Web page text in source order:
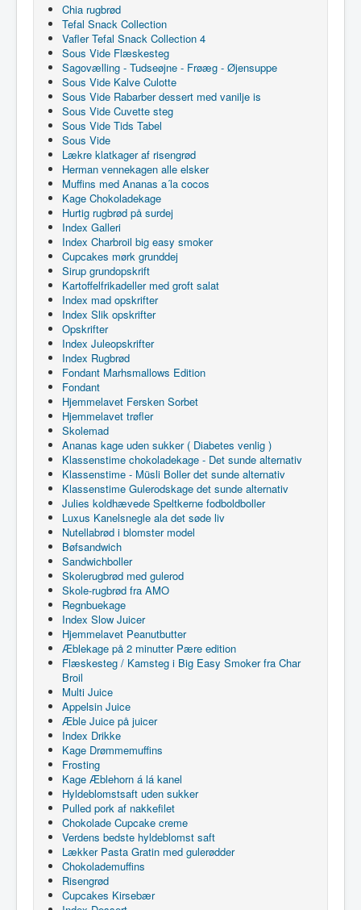
Chia rugbrød
Tefal Snack Collection
Vafler Tefal Snack Collection 4
Sous Vide Flæskesteg
Sagovælling - Tudseøjne - Frøæg - Øjensuppe
Sous Vide Kalve Culotte
Sous Vide Rabarber dessert med vanilje is
Sous Vide Cuvette steg
Sous Vide Tids Tabel
Sous Vide
Lækre klatkager af risengrød
Herman vennekagen alle elsker
Muffins med Ananas a´la cocos
Kage Chokoladekage
Hurtig rugbrød på surdej
Index Galleri
Index Charbroil big easy smoker
Cupcakes mørk grunddej
Sirup grundopskrift
Kartoffelfrikadeller med groft salat
Index mad opskrifter
Index Slik opskrifter
Opskrifter
Index Juleopskrifter
Index Rugbrød
Fondant Marhsmallows Edition
Fondant
Hjemmelavet Fersken Sorbet
Hjemmelavet trøfler
Skolemad
Ananas kage uden sukker ( Diabetes venlig )
Klassenstime chokoladekage - Det sunde alternativ
Klassenstime - Müsli Boller det sunde alternativ
Klassenstime Gulerodskage det sunde alternativ
Julies koldhævede Speltkerne fodboldboller
Luxus Kanelsnegle ala det søde liv
Nutellabrød i blomster model
Bøfsandwich
Sandwichboller
Skolerugbrød med gulerod
Skole-rugbrød fra AMO
Regnbuekage
Index Slow Juicer
Hjemmelavet Peanutbutter
Æblekage på 2 minutter Pære edition
Flæskesteg / Kamsteg i Big Easy Smoker fra Char
Broil
Multi Juice
Appelsin Juice
Æble Juice på juicer
Index Drikke
Kage Drømmemuffins
Frosting
Kage Æblehorn á lá kanel
Hyldeblomstsaft uden sukker
Pulled pork af nakkefilet
Chokolade Cupcake creme
Verdens bedste hyldeblomst saft
Lækker Pasta Gratin med gulerødder
Chokolademuffins
Risengrød
Cupcakes Kirsebær